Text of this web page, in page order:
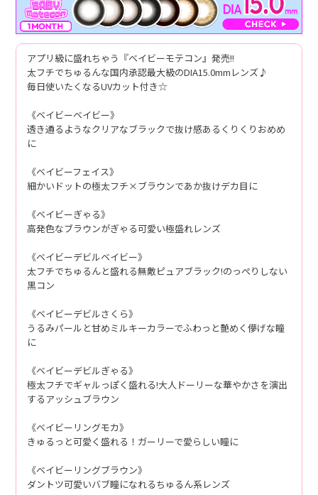
アプリ級に盛れちゃう『ベイビーモテコン』発売!!
太フチでちゅるんな国内承認最大級のDIA15.0mmレンズ♪
毎日使いたくなるUVカット付き☆
《ベイビーベイビー》
透き通るようなクリアなブラックで抜け感あるくりくりおめめ
に
《ベイビーフェイス》
細かいドットの極太フチ×ブラウンであか抜けデカ目に
《ベイビーぎゃる》
高発色なブラウンがぎゃる可愛い極盛れレンズ
《ベイビーデビルベイビー》
太フチでちゅるんと盛れる無敵ピュアブラック!のっぺりしない
黒コン
《ベイビーデビルさくら》
うるみパールと甘めミルキーカラーでふわっと艶めく儚げな瞳
に
《ベイビーデビルぎゃる》
極太フチでギャルっぽく盛れる!大人ドーリーな華やかさを演出
するアッシュブラウン
《ベイビーリングモカ》
きゅるっと可愛く盛れる！ガーリーで愛らしい瞳に
《ベイビーリングブラウン》
ダントツ可愛いバブ瞳になれるちゅるん系レンズ